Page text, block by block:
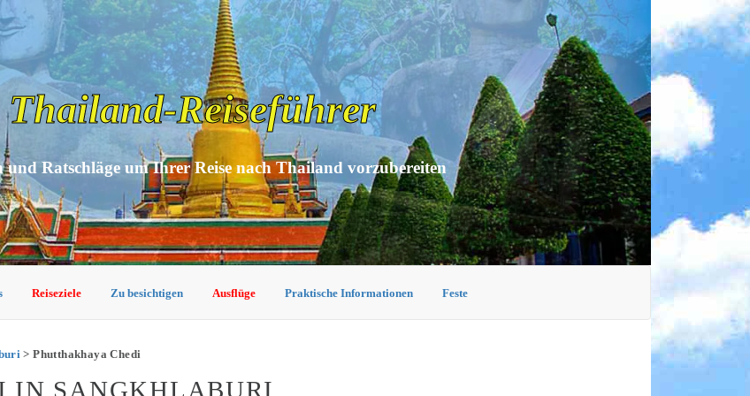
Reiseführer
Ratschläge um Ihrer Reise nach Thailand vorzubereiten
Reiseziele Zu besichtigen Ausflüge Praktische Informationen Feste
> Phutthakhaya Chedi
IN SANGKHLABURI